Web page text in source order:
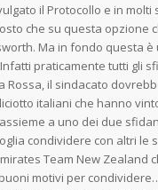
il Protocollo e in
che su questa opzione
Ma in fondo questa
praticamente tutti gli
Rossa, il sindacato
italiani che hanno
a uno dei due
condividere con altri
Team New Zealand
motivi per